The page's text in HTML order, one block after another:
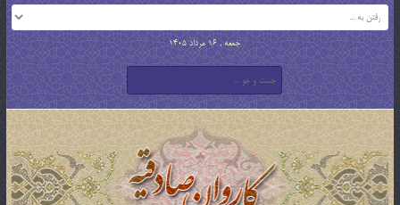
جمعه , 16 مرداد 1405